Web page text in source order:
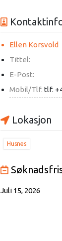
Ellen Korsvold
Tittel:
E-Post:
Mobil/Tlf: tlf:
Lokasjon
Husnes
Juli 15, 2026